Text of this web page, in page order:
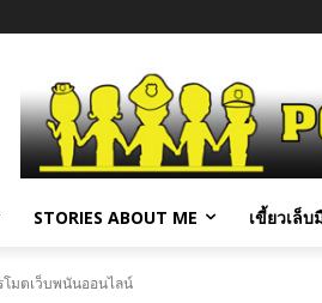
STORIES ABOUT ME เขี้ยวเล็บ
มตเว็บพนันออนไลน์